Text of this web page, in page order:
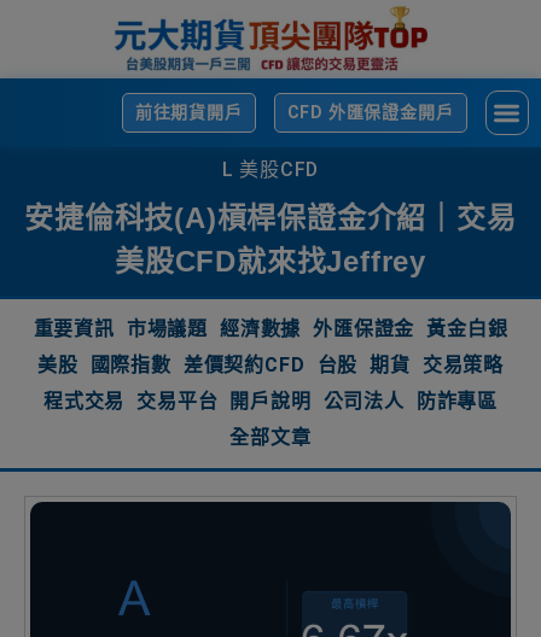
前往期貨開戶 CFD 外匯保證金開戶
L 美股CFD
安捷倫科技(A)槓桿保證金介紹｜交易
美股CFD就來找Jeffrey
重要資訊 市場議題 經濟數據 外匯保證金
黃金白銀
美股
國際指數 差價契約CFD 台股 期貨
交易策略
程式交易
交易平台 開戶說明 公司法人
防詐專區
全部文章